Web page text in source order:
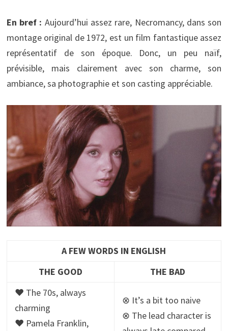
En bref : Aujourd’hui assez rare, Necromancy, dans son
montage original de 1972, est un film fantastique assez
représentatif de son époque. Donc, un peu naïf,
prévisible, mais clairement avec son charme, son
ambiance, sa photographie et son casting appréciable.
A FEW WORDS IN ENGLISH
THE GOOD
THE BAD
♥ The 70s, always
charming
♥ Pamela Franklin,
⊗ It’s a bit too naive
⊗ The lead character is